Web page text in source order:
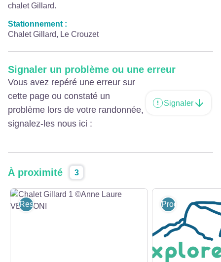
chalet Gillard.
Stationnement :
Chalet Gillard, Le Crouzet
Signaler un problème ou une erreur
Vous avez repéré une erreur sur
cette page ou constaté un
problème lors de votre randonnée,
signalez-les nous ici :
Signaler
À proximité 3
Restaurants Produits du